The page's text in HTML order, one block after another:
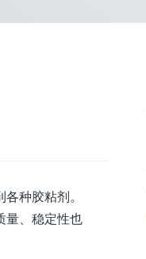
种胶粘剂。
量、稳定性也